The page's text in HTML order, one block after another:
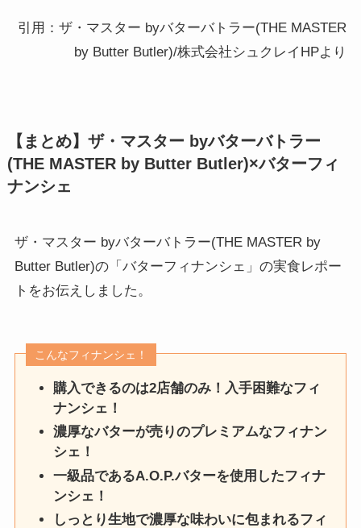
引用：ザ・マスター byバターバトラー(THE MASTER
by Butter Butler)/株式会社シュクレイHPより
【まとめ】ザ・マスター byバターバトラー
(THE MASTER by Butter Butler)×バターフィ
ナンシェ
ザ・マスター byバターバトラー(THE MASTER by
Butter Butler)の「バターフィナンシェ」の実食レポー
トをお伝えしました。
こんなフィナンシェ！
購入できるのは2店舗のみ！入手困難なフィ
ナンシェ！
濃厚なバターが売りのプレミアムなフィナン
シェ！
一級品であるA.O.P.バターを使用したフィナ
ンシェ！
しっとり生地で濃厚な味わいに包まれるフィ